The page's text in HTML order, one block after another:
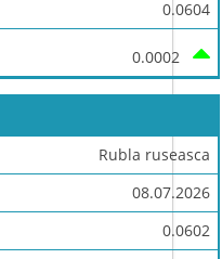
0.0604
0.0002
Rubla ruseasca
08.07.2026
0.0602